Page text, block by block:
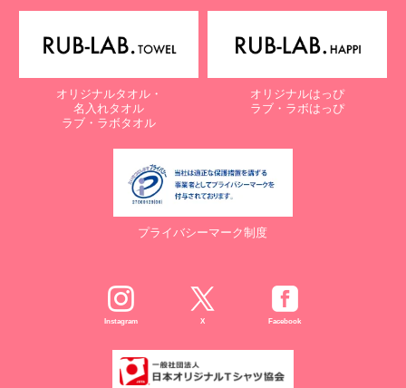
電子メール：info@rub-lab.com
【認定個人情報保護団体の名称及び、苦情の解決の申出先】
一般財団法人日本情報経済社会推進協会
認定個人情報保護団体事務局
〒106-0032 東京都港区六本木一丁目9番9号 六本木ファースト
７. 個人情報の提供の任意性と提供されない場合に起こりうる影響
８. Cookie（クッキー）等の利用について
当社のウェブサイトでは、お客様に適したサービスや情報、広告等
を提供する目的のため、Cookie（クッキー）及びそれに類する技
オリジナルタオル・
名入れタオル
ラブ・ラボタオル
オリジナルはっぴ
ラブ・ラボはっぴ
プライバシーマーク制度
Instagram X Facebook